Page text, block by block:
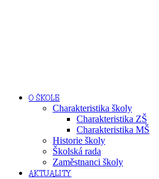
O ŠKOLE
Charakteristika školy
Charakteristika ZŠ
Charakteristika MŠ
Historie školy
Školská rada
Zaměstnanci školy
AKTUALITY